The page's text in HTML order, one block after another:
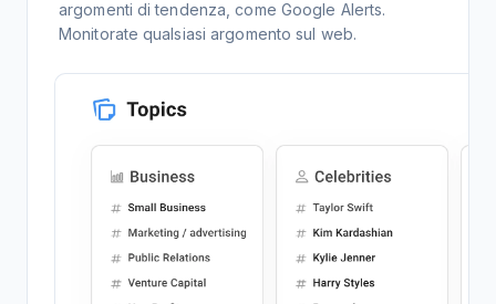
argomenti di tendenza, come Google Alerts.
Monitorate qualsiasi argomento sul web.